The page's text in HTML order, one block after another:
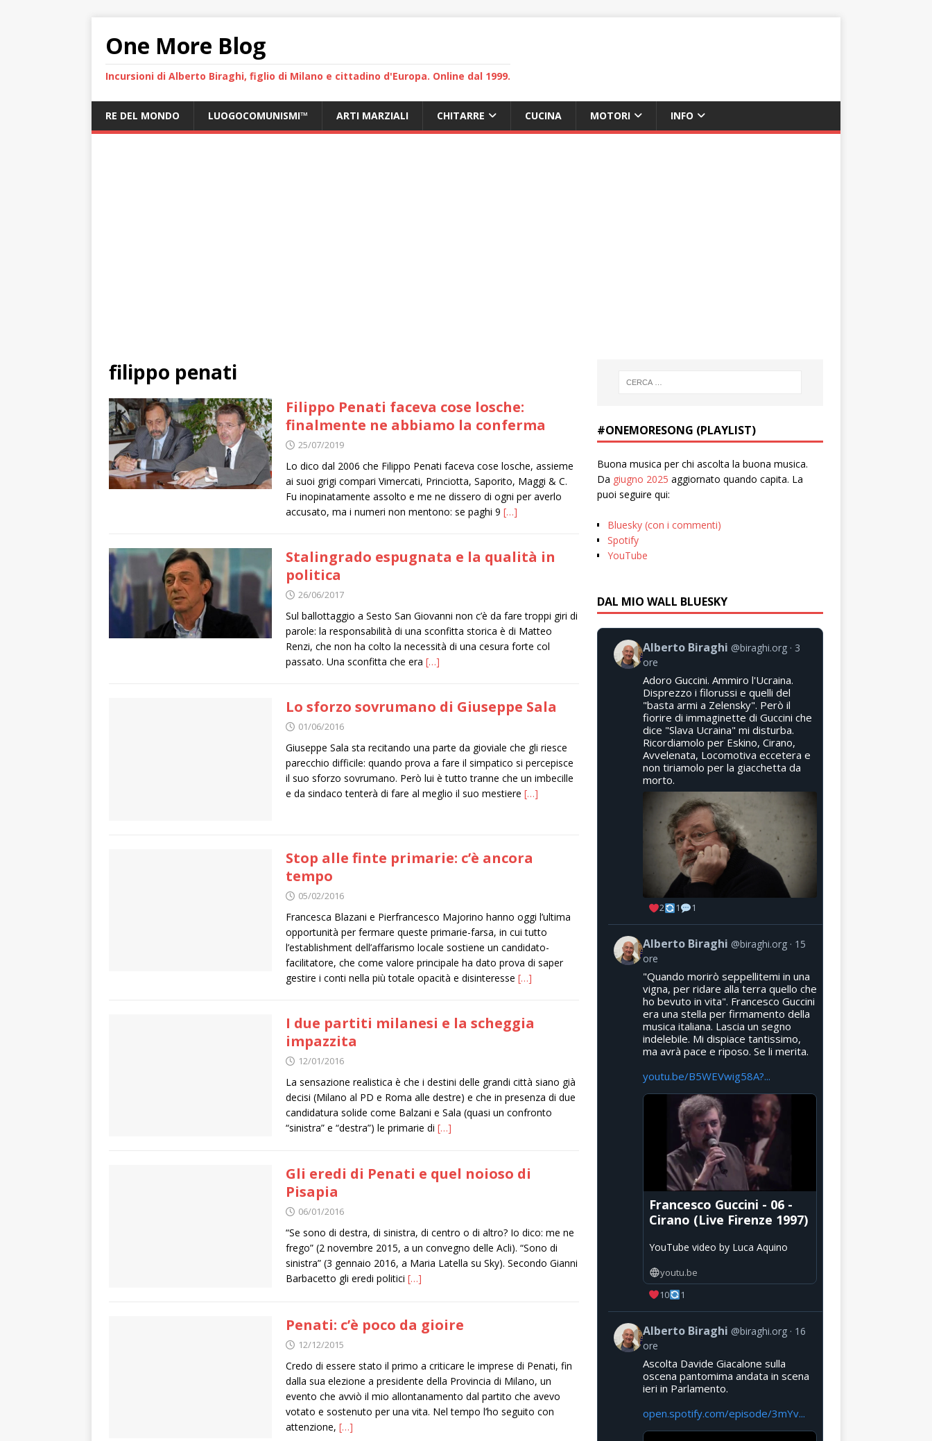
One More Blog
Incursioni di Alberto Biraghi, figlio di Milano e cittadino d'Europa. Online dal 1999.
RE DEL MONDO LUOGOCOMUNISMI™ ARTI MARZIALI CHITARRE CUCINA MOTORI INFO
filippo penati
Filippo Penati faceva cose losche:
finalmente ne abbiamo la conferma
25/07/2019
Lo dico dal 2006 che Filippo Penati faceva cose losche, assieme
ai suoi grigi compari Vimercati, Princiotta, Saporito, Maggi & C.
Fu inopinatamente assolto e me ne dissero di ogni per averlo
accusato, ma i numeri non mentono: se paghi 9 […]
Stalingrado espugnata e la qualità in
politica
26/06/2017
Sul ballottaggio a Sesto San Giovanni non c’è da fare troppi giri di
parole: la responsabilità di una sconfitta storica è di Matteo
Renzi, che non ha colto la necessità di una cesura forte col
passato. Una sconfitta che era […]
Lo sforzo sovrumano di Giuseppe Sala
01/06/2016
Giuseppe Sala sta recitando una parte da gioviale che gli riesce
parecchio difficile: quando prova a fare il simpatico si percepisce
il suo sforzo sovrumano. Però lui è tutto tranne che un imbecille
e da sindaco tenterà di fare al meglio il suo mestiere […]
Stop alle finte primarie: c’è ancora
tempo
05/02/2016
Francesca Blazani e Pierfrancesco Majorino hanno oggi l’ultima
opportunità per fermare queste primarie-farsa, in cui tutto
l’establishment dell’affarismo locale sostiene un candidato-
facilitatore, che come valore principale ha dato prova di saper
gestire i conti nella più totale opacità e disinteresse […]
I due partiti milanesi e la scheggia
impazzita
12/01/2016
La sensazione realistica è che i destini delle grandi città siano già
decisi (Milano al PD e Roma alle destre) e che in presenza di due
candidatura solide come Balzani e Sala (quasi un confronto
“sinistra” e “destra”) le primarie di […]
Gli eredi di Penati e quel noioso di
Pisapia
06/01/2016
“Se sono di destra, di sinistra, di centro o di altro? Io dico: me ne
frego” (2 novembre 2015, a un convegno delle Acli). “Sono di
sinistra” (3 gennaio 2016, a Maria Latella su Sky). Secondo Gianni
Barbacetto gli eredi politici […]
Penati: c’è poco da gioire
12/12/2015
Credo di essere stato il primo a criticare le imprese di Penati, fin
dalla sua elezione a presidente della Provincia di Milano, un
evento che avviò il mio allontanamento dal partito che avevo
votato e sostenuto per una vita. Nel tempo l’ho seguito con
attenzione, […]
#ONEMORESONG (PLAYLIST)
Buona musica per chi ascolta la buona musica.
Da giugno 2025 aggiornato quando capita. La
puoi seguire qui:
Bluesky (con i commenti)
Spotify
YouTube
DAL MIO WALL BLUESKY
Alberto Biraghi @biraghi.org
3
ore
Adoro Guccini. Ammiro l'Ucraina.
Disprezzo i filorussi e quelli del
"basta armi a Zelensky". Però il
fiorire di immaginette di Guccini che
dice "Slava Ucraina" mi disturba.
Ricordiamolo per Eskino, Cirano,
Avvelenata, Locomotiva eccetera e
non tiriamolo per la giacchetta da
morto.
2 1 1
Alberto Biraghi @biraghi.org
15
ore
"Quando morirò seppellitemi in una
vigna, per ridare alla terra quello che
ho bevuto in vita". Francesco Guccini
era una stella per firmamento della
musica italiana. Lascia un segno
indelebile. Mi dispiace tantissimo,
ma avrà pace e riposo. Se li merita.
youtu.be/B5WEVwig58A?...
Francesco Guccini - 06 -
Cirano (Live Firenze 1997)
YouTube video by Luca Aquino
youtu.be
10
1
Alberto Biraghi @biraghi.org
16
ore
Ascolta Davide Giacalone sulla
oscena pantomima andata in scena
ieri in Parlamento.
open.spotify.com/episode/3mYv...